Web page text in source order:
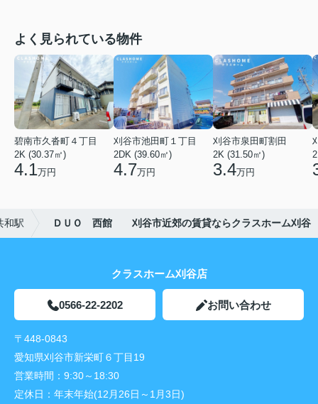
よく見られている物件
碧南市久沓町４丁目
2K (30.37㎡)
4.1万円
刈谷市池田町１丁目
2DK (39.60㎡)
4.7万円
刈谷市泉田町割田
2K (31.50㎡)
3.4万円
和駅 ＤＵＯ 西館 刈谷市近郊の賃貸ならクラスホーム刈谷
クラスホーム刈谷店
0566-22-2202 お問い合わせ
〒448-0843
愛知県刈谷市新栄町６丁目19
営業時間： 9:30～18:30
定休日： 年末年始(12月26日～1月3日)